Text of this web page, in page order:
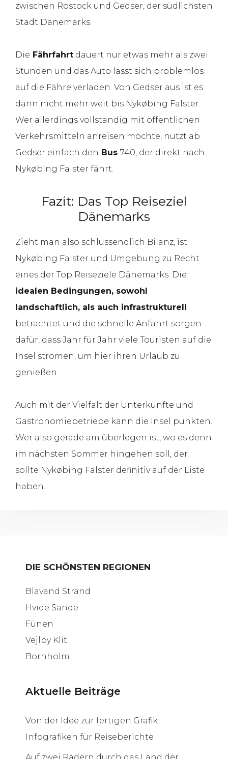
zwischen Rostock und Gedser, der südlichsten
Stadt Dänemarks.
Die Fährfahrt dauert nur etwas mehr als zwei
Stunden und das Auto lässt sich problemlos
auf die Fähre verladen. Von Gedser aus ist es
dann nicht mehr weit bis Nykøbing Falster.
Wer allerdings vollständig mit öffentlichen
Verkehrsmitteln anreisen möchte, nutzt ab
Gedser einfach den Bus 740, der direkt nach
Nykøbing Falster fährt.
Fazit: Das Top Reiseziel
Dänemarks
Zieht man also schlussendlich Bilanz, ist
Nykøbing Falster und Umgebung zu Recht
eines der Top Reiseziele Dänemarks. Die
idealen Bedingungen, sowohl
landschaftlich, als auch infrastrukturell
betrachtet und die schnelle Anfahrt sorgen
dafür, dass Jahr für Jahr viele Touristen auf die
Insel strömen, um hier ihren Urlaub zu
genießen.
Auch mit der Vielfalt der Unterkünfte und
Gastronomiebetriebe kann die Insel punkten.
Wer also gerade am überlegen ist, wo es denn
im nächsten Sommer hingehen soll, der
sollte Nykøbing Falster definitiv auf der Liste
haben.
DIE SCHÖNSTEN REGIONEN
Blavand Strand
Hvide Sande
Fünen
Vejlby Klit
Bornholm
Aktuelle Beiträge
Von der Idee zur fertigen Grafik:
Infografiken für Reiseberichte
Auf zwei Rädern durch das Land der